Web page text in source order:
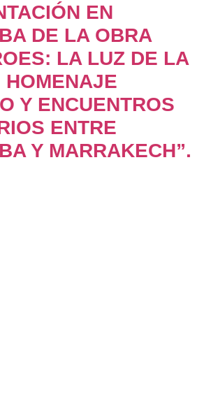
EN
DE LA OBRA
LA LUZ DE LA
HOMENAJE
Y ENCUENTROS
ENTRE
Y MARRAKECH”.